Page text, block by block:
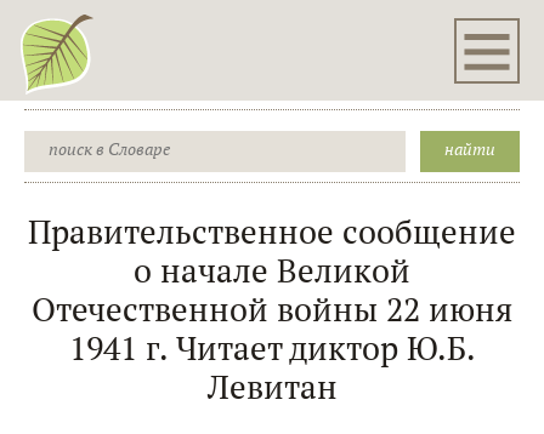
Правительственное сообщение
о начале Великой
Отечественной войны 22 июня
1941 г. Читает диктор Ю.Б.
Левитан